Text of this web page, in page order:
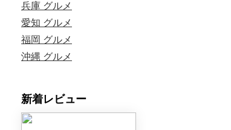
兵庫 グルメ
愛知 グルメ
福岡 グルメ
沖縄 グルメ
新着レビュー